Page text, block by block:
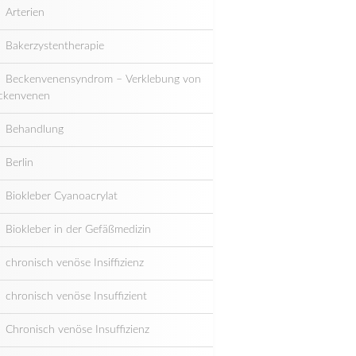
Arterien
Bakerzystentherapie
Beckenvenensyndrom – Verklebung von
Behandlung
Berlin
Biokleber Cyanoacrylat
Biokleber in der Gefäßmedizin
chronisch venöse Insiffizienz
chronisch venöse Insuffizient
Chronisch venöse Insuffizienz